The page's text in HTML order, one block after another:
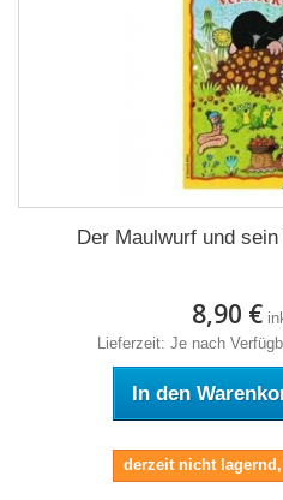
Der Maulwurf und
8,90 €
Lieferzeit: Je nach
In den
derzeit nicht